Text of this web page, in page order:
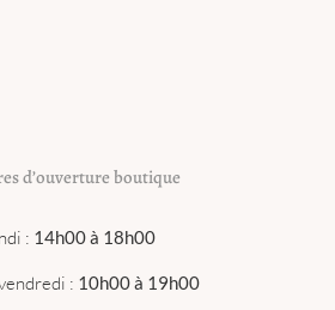
d’ouverture boutique
: 14h00 à 18h00
: 10h00 à 19h00